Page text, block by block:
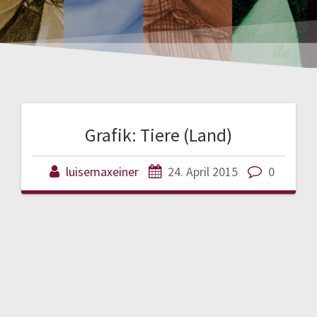
Grafik: Tiere (Land)
luisemaxeiner 24. April 2015 0